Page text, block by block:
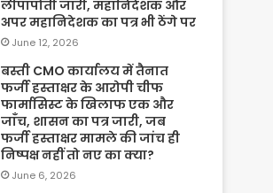
लीपापोती जारी, महानिदेशक और
अपर महानिदेशक का पत्र भी ठेंगे पर
June 12, 2026
बस्ती CMO कार्यालय में तैनात
फर्जी हस्ताक्षर के आरोपी चीफ
फार्मासिस्ट के खिलाफ एक और
जाँच, शासन का पत्र जारी, जब
फर्जी हस्ताक्षर मामले की जांच ही
निष्पक्ष नहीं तो नए का क्या?
June 6, 2026